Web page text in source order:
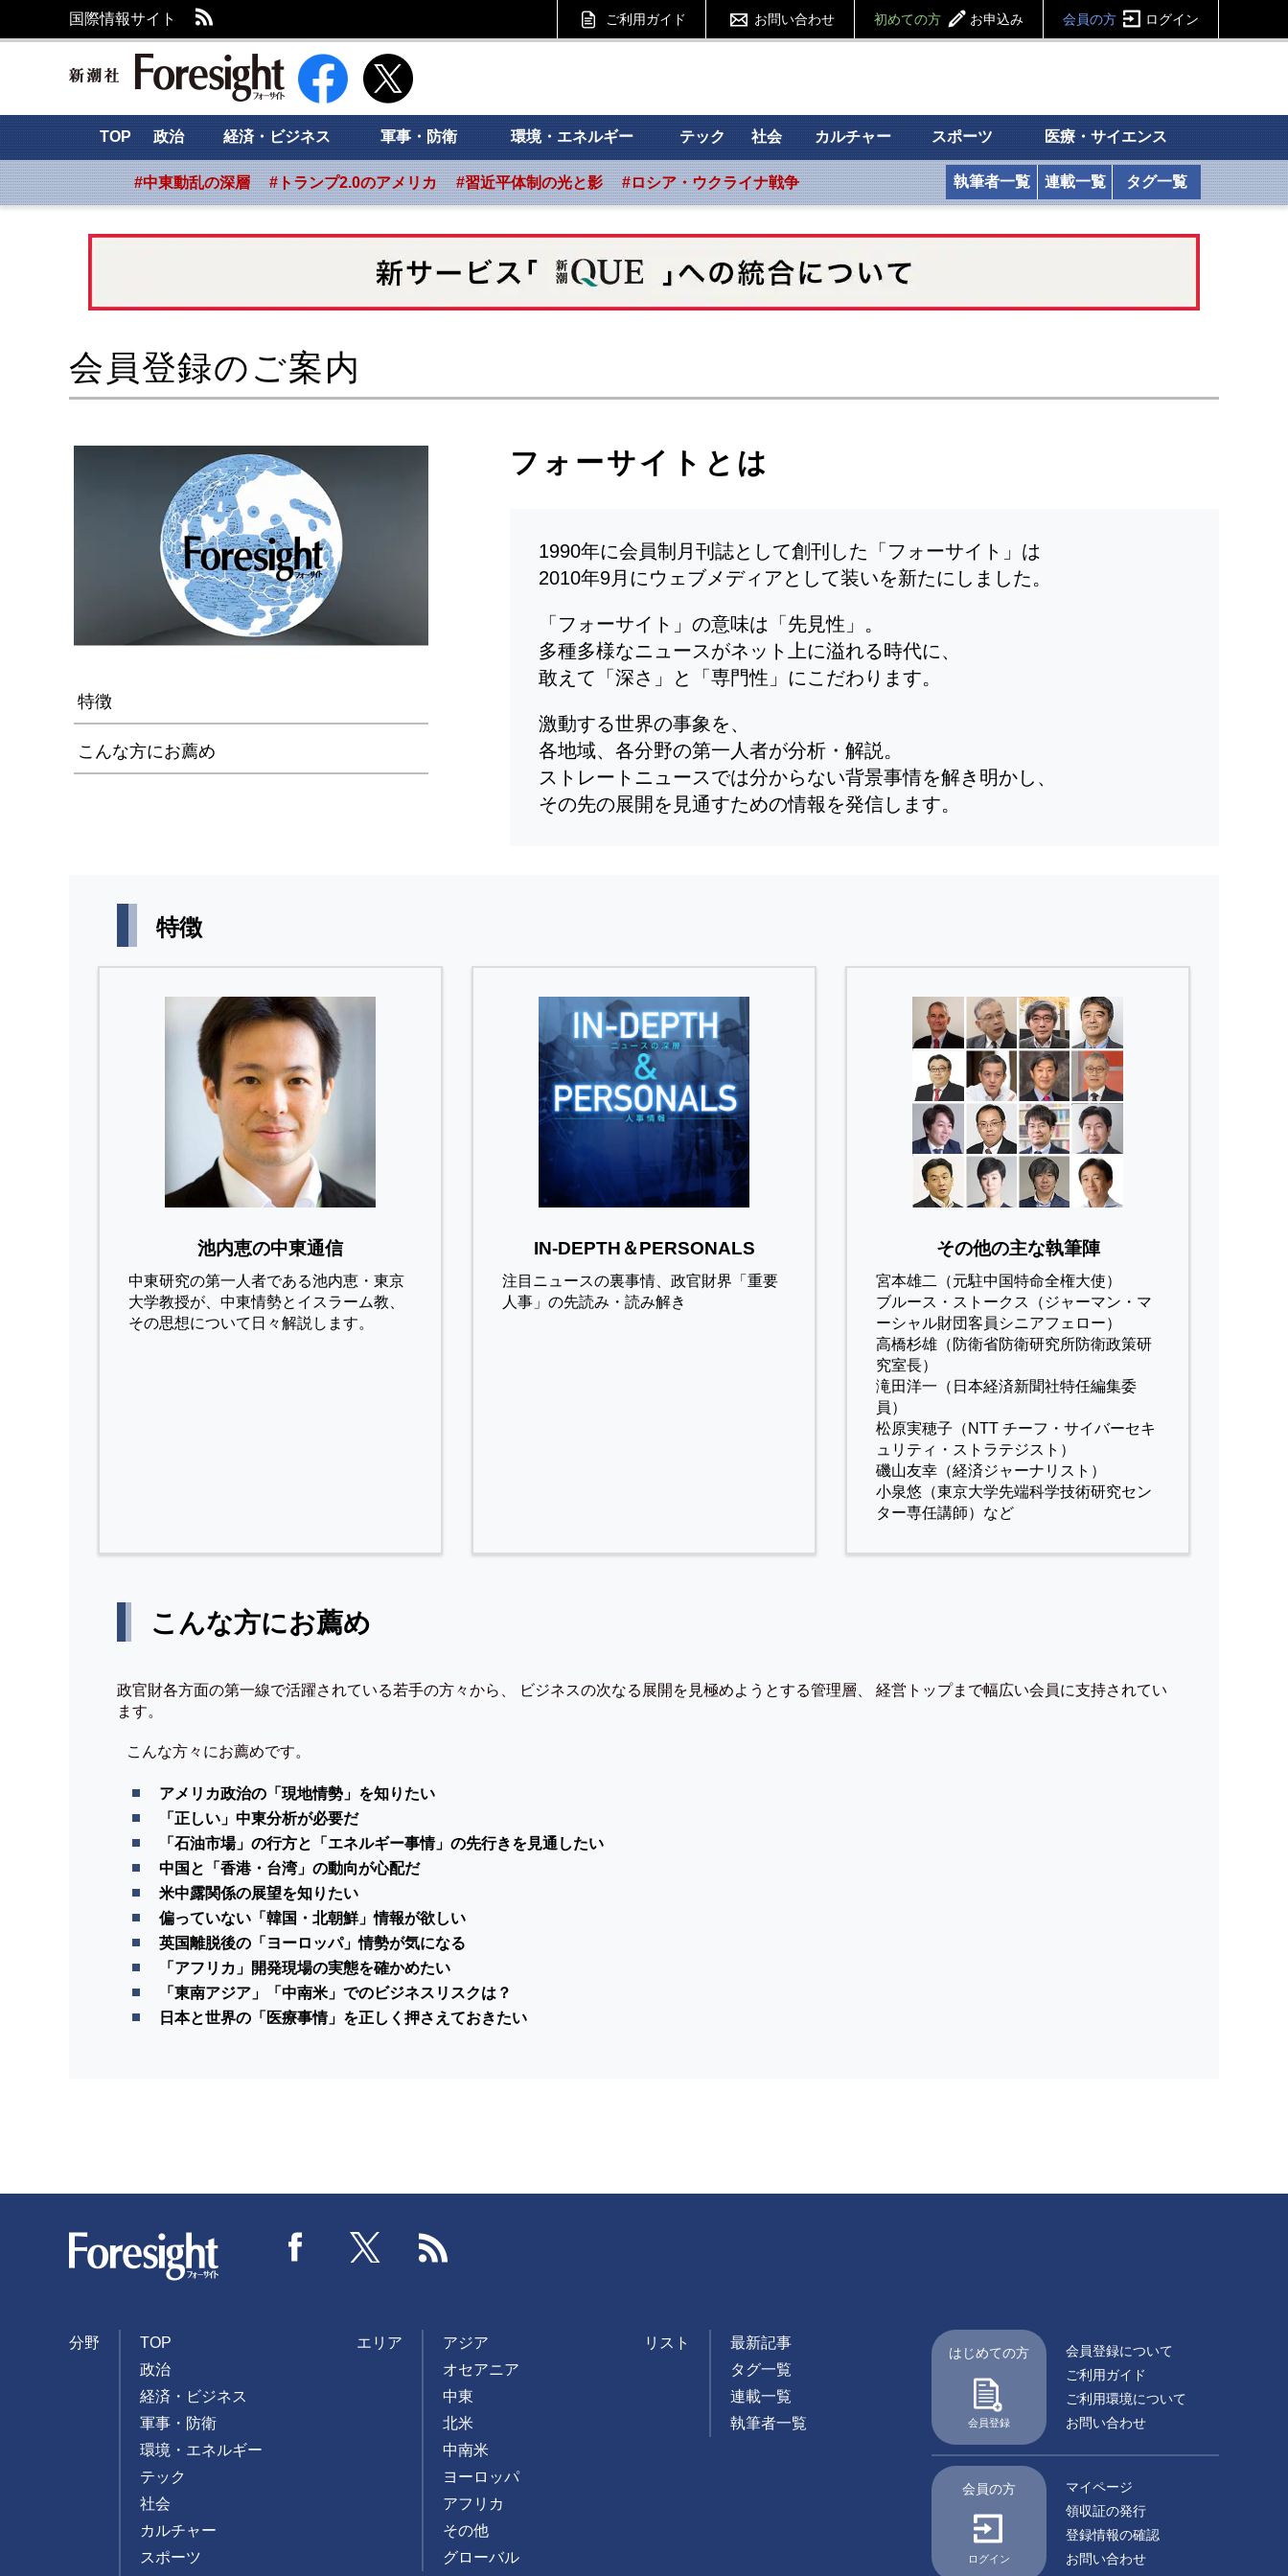
国際情報サイト ご利用ガイド お問い合わせ 初めての方 お申込み 会員の方 ログイン
新潮社 Foresight フォーサイト
TOP 政治 経済・ビジネス 軍事・防衛 環境・エネルギー テック 社会 カルチャー スポーツ 医療・サイエンス
#中東動乱の深層 #トランプ2.0のアメリカ #習近平体制の光と影 #ロシア・ウクライナ戦争 執筆者一覧 連載一覧 タグ一覧
会員登録のご案内
特徴
こんな方にお薦め
フォーサイトとは
1990年に会員制月刊誌として創刊した「フォーサイト」は
2010年9月にウェブメディアとして装いを新たにしました。
「フォーサイト」の意味は「先見性」。
多種多様なニュースがネット上に溢れる時代に、
敢えて「深さ」と「専門性」にこだわります。
激動する世界の事象を、
各地域、各分野の第一人者が分析・解説。
ストレートニュースでは分からない背景事情を解き明かし、
その先の展開を見通すための情報を発信します。
特徴
池内恵の中東通信
中東研究の第⼀⼈者である池内恵・東京
⼤学教授が、中東情勢とイスラーム教、
その思想について⽇々解説します。
IN-DEPTH＆PERSONALS
注目ニュースの裏事情、政官財界「重要
人事」の先読み・読み解き
その他の主な執筆陣
宮本雄二（元駐中国特命全権大使）
ブルース・ストークス（ジャーマン・マ
ーシャル財団客員シニアフェロー）
高橋杉雄（防衛省防衛研究所防衛政策研
究室長）
滝田洋一（日本経済新聞社特任編集委
員）
松原実穂子（NTT チーフ・サイバーセキ
ュリティ・ストラテジスト）
磯山友幸（経済ジャーナリスト）
小泉悠（東京大学先端科学技術研究セン
ター専任講師）など
こんな方にお薦め
政官財各方面の第一線で活躍されている若手の方々から、 ビジネスの次なる展開を見極めようとする管理層、 経営トップまで幅広い会員に支持されてい
ます。
こんな方々にお薦めです。
アメリカ政治の「現地情勢」を知りたい
「正しい」中東分析が必要だ
「石油市場」の行方と「エネルギー事情」の先行きを見通したい
中国と「香港・台湾」の動向が心配だ
米中露関係の展望を知りたい
偏っていない「韓国・北朝鮮」情報が欲しい
英国離脱後の「ヨーロッパ」情勢が気になる
「アフリカ」開発現場の実態を確かめたい
「東南アジア」「中南米」でのビジネスリスクは？
日本と世界の「医療事情」を正しく押さえておきたい
Facebook Twitter
分野
TOP
政治
経済・ビジネス
軍事・防衛
環境・エネルギー
テック
社会
カルチャー
スポーツ
エリア
アジア
オセアニア
中東
北米
中南米
ヨーロッパ
アフリカ
その他
グローバル
リスト
最新記事
タグ一覧
連載一覧
執筆者一覧
はじめての方
会員登録
会員登録について
ご利用ガイド
ご利用環境について
お問い合わせ
会員の方
ログイン
マイページ
領収証の発行
登録情報の確認
お問い合わせ